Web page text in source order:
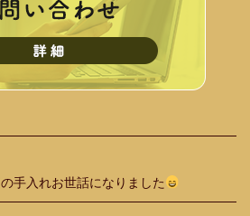
手入れお世話になりました